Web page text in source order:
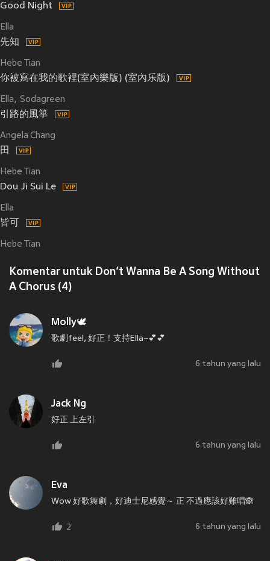
Good Night
Ella
先知
Hebe Tian
你被寫在我的歌裡(室內樂版) (室內乐版)
Ella Sodagreen
引路的風箏
Angela Chang
田
Hebe Tian
Dou Ji Sui Le
Ella
皆可
Hebe Tian
Komentar untuk Don’t Wanna Be A Song Without
A Chorus (4)
Molly🕊
歌劇feel, 好正！支持Ella~💕💕
6 tahun yang lalu
Jack Ng
好正 上左引
6 tahun yang lalu
Eva
Wow 好歌舞劇，好迪士尼感覺～ 正 不過應該好難唱🙈
2 6 tahun yang lalu